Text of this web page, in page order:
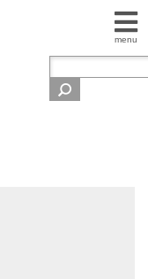
menu